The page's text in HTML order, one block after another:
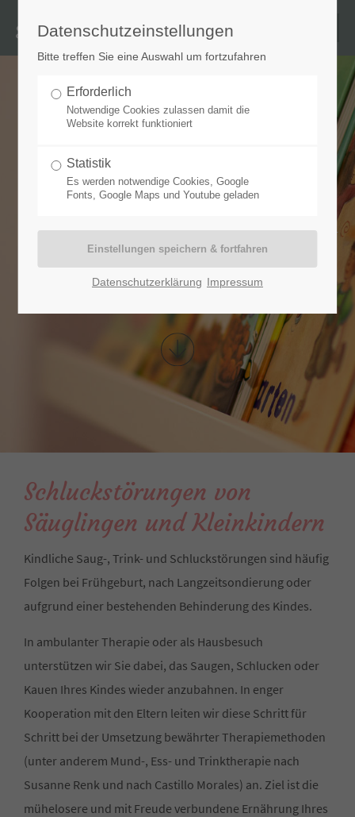
Logopädie für Kinder
logopädischen Behandlung liegt beim zuständigen Arzt oder
Kinderarzt. Nach einer gründlichen Untersuchung kann
dieser bei festgestelltem Bedarf eine Verordnung für eine
Schluckstörungen von
Säuglingen und Kleinkindern
Kindliche Saug-, Trink- und Schluckstörungen sind häufig
Folgen bei Frühgeburt, nach Langzeitsondierung oder
aufgrund einer bestehenden Behinderung des Kindes.
In ambulanter Therapie oder als Hausbesuch
unterstützen wir Sie dabei, das Saugen, Schlucken oder
Kauen Ihres Kindes wieder anzubahnen. In enger
Kooperation mit den Eltern leiten wir diese Schritt für
Schritt bei der Umsetzung bewährter Therapiemethoden
(unter anderem Mund-, Ess- und Trinktherapie nach
Susanne Renk und nach Castillo Morales) an. Ziel ist die
mühelosere und mit Freude verbundene Ernährung Ihres
Datenschutzeinstellungen
Bitte treffen Sie eine Auswahl um fortzufahren
Erforderlich
Notwendige Cookies zulassen damit die
Website korrekt funktioniert
Statistik
Es werden notwendige Cookies, Google
Fonts, Google Maps und Youtube geladen
Datenschutzerklärung Impressum